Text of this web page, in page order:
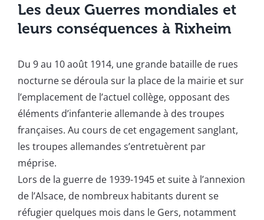
Les deux Guerres mondiales et
leurs conséquences à Rixheim
Du 9 au 10 août 1914, une grande bataille de rues
nocturne se déroula sur la place de la mairie et sur
l’emplacement de l’actuel collège, opposant des
éléments d’infanterie allemande à des troupes
françaises. Au cours de cet engagement sanglant,
les troupes allemandes s’entretuèrent par
méprise.
Lors de la guerre de 1939-1945 et suite à l’annexion
de l’Alsace, de nombreux habitants durent se
réfugier quelques mois dans le Gers, notamment